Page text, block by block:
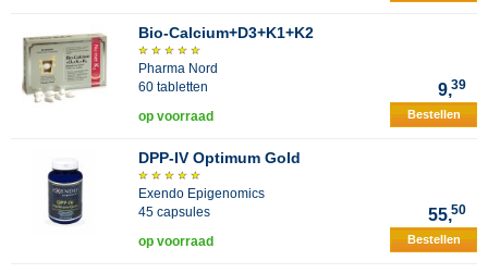
Bio-Calcium+D3+K1+K2
Pharma Nord
60 tabletten
9,39
op voorraad Bestellen
DPP-IV Optimum Gold
Exendo Epigenomics
45 capsules
55,50
op voorraad Bestellen